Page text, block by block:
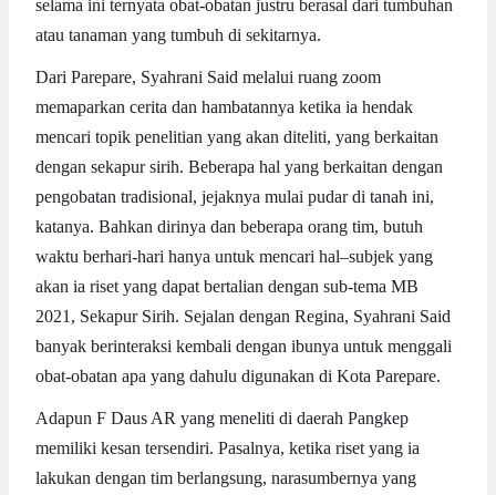
selama ini ternyata obat-obatan justru berasal dari tumbuhan
atau tanaman yang tumbuh di sekitarnya.
Dari Parepare, Syahrani Said melalui ruang zoom
memaparkan cerita dan hambatannya ketika ia hendak
mencari topik penelitian yang akan diteliti, yang berkaitan
dengan sekapur sirih. Beberapa hal yang berkaitan dengan
pengobatan tradisional, jejaknya mulai pudar di tanah ini,
katanya. Bahkan dirinya dan beberapa orang tim, butuh
waktu berhari-hari hanya untuk mencari hal–subjek yang
akan ia riset yang dapat bertalian dengan sub-tema MB
2021, Sekapur Sirih. Sejalan dengan Regina, Syahrani Said
banyak berinteraksi kembali dengan ibunya untuk menggali
obat-obatan apa yang dahulu digunakan di Kota Parepare.
Adapun F Daus AR yang meneliti di daerah Pangkep
memiliki kesan tersendiri. Pasalnya, ketika riset yang ia
lakukan dengan tim berlangsung, narasumbernya yang